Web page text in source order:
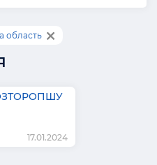
область
17.01.2024